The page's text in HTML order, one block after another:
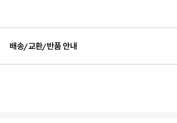
배송/교환/반품 안내